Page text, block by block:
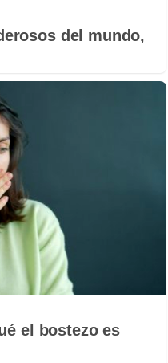
del mundo,
el bostezo es